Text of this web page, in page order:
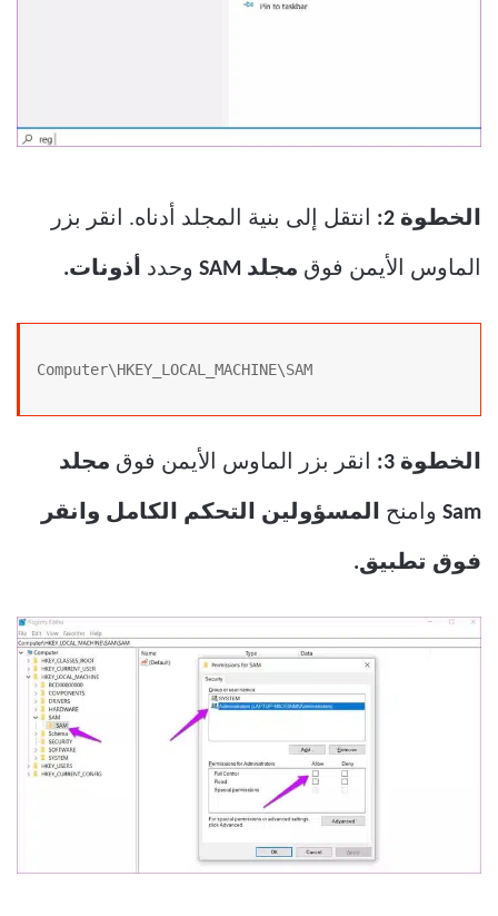
الخطوة 2: انتقل إلى بنية المجلد أدناه. انقر بزر
الماوس الأيمن فوق مجلد SAM وحدد أذونات.
Computer\HKEY_LOCAL_MACHINE\SAM
الخطوة 3: انقر بزر الماوس الأيمن فوق مجلد
Sam وامنح المسؤولين التحكم الكامل وانقر
فوق تطبيق.